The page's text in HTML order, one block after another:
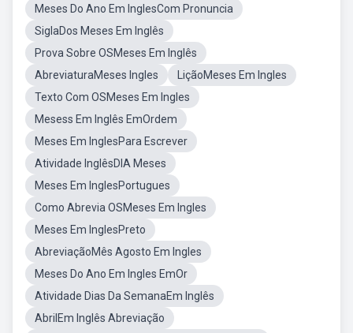
Meses Do Ano Em InglesCom Pronuncia
SiglaDos Meses Em Inglês
Prova Sobre OSMeses Em Inglês
AbreviaturaMeses Ingles
LiçãoMeses Em Ingles
Texto Com OSMeses Em Ingles
Mesess Em Inglês EmOrdem
Meses Em InglesPara Escrever
Atividade InglêsDIA Meses
Meses Em InglesPortugues
Como Abrevia OSMeses Em Ingles
Meses Em InglesPreto
AbreviaçãoMês Agosto Em Ingles
Meses Do Ano Em Ingles EmOr
Atividade Dias Da SemanaEm Inglês
AbrilEm Inglês Abreviação